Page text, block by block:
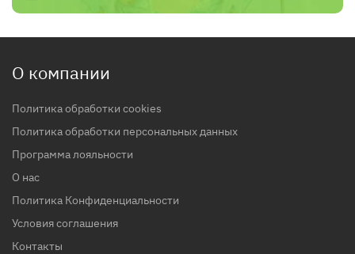
О компании
Политика обработки cookies
Политика обработки персональных данных
Программа лояльности
О нас
Политика Конфиденциальности
Условия соглашения
Контакты